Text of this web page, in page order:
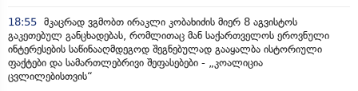
18:55 მკაცრად ვგმობთ ირაკლი კობახიძის მიერ 8 აგვისტოს
გაკეთებულ განცხადებას, რომლითაც მან საქართველოს ეროვნული
ინტერესების საწინააღმდეგოდ შეგნებულად გააყალბა ისტორიული
ფაქტები და სამართლებრივი შეფასებები - „კოალიცია
ცვლილებისთვის“